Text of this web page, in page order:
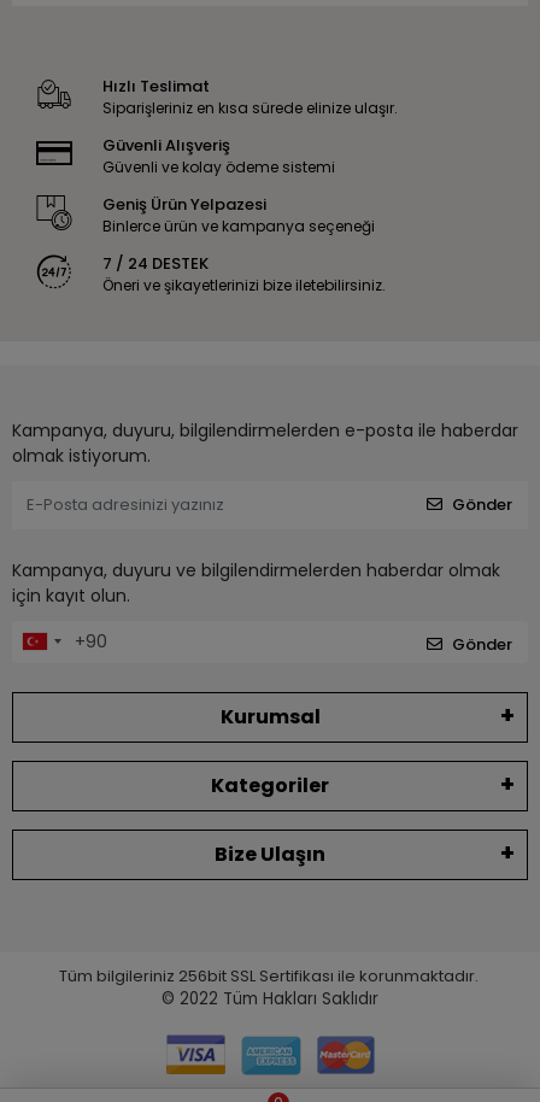
Hızlı Teslimat
Siparişleriniz en kısa sürede elinize ulaşır.
Güvenli Alışveriş
Güvenli ve kolay ödeme sistemi
Geniş Ürün Yelpazesi
Binlerce ürün ve kampanya seçeneği
7 / 24 DESTEK
Öneri ve şikayetlerinizi bize iletebilirsiniz.
Kampanya, duyuru, bilgilendirmelerden e-posta ile haberdar
olmak istiyorum.
Gönder
Kampanya, duyuru ve bilgilendirmelerden haberdar olmak
için kayıt olun.
Gönder
Kurumsal
Kategoriler
Bize Ulaşın
Tüm bilgileriniz 256bit SSL Sertifikası ile korunmaktadır.
© 2022 Tüm Hakları Saklıdır